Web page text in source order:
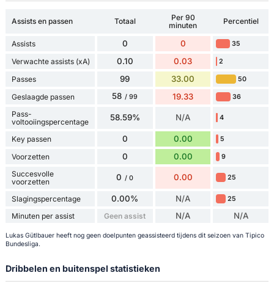
Assists en passen Totaal
Per 90
minuten
Percentiel
Assists 0 0 35
Verwachte assists (xA) 0.10 0.03 2
Passes 99 33.00 50
Geslaagde passen 58 / 99 19.33 36
Pass-
voltooiingspercentage
58.59% N/A 4
Key passen 0 0.00 5
Voorzetten 0 0.00 9
Succesvolle
voorzetten
0 / 0 0.00 25
Slagingspercentage 0.00% N/A 25
Minuten per assist Geen assist N/A N/A
Lukas Gütlbauer heeft nog geen doelpunten geassisteerd tijdens dit seizoen van Tipico
Bundesliga.
Dribbelen en buitenspel statistieken